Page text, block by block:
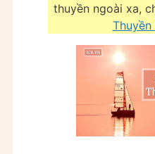
thuyền ngoài xa,
Thuyền